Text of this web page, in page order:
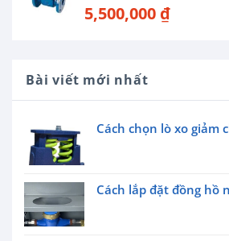
5,500,000 ₫
Bài viết mới nhất
Cách chọn lò xo giảm
Cách lắp đặt đồng hồ